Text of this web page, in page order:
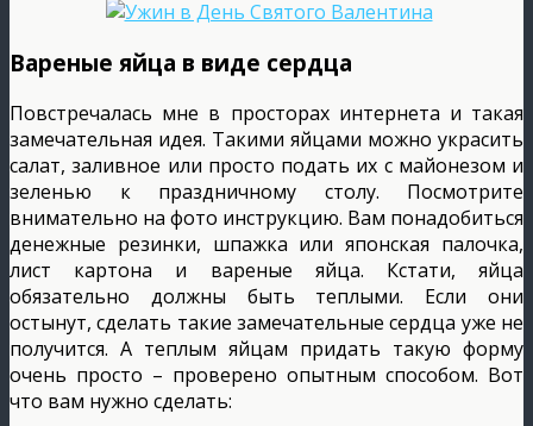
Вареные яйца в виде сердца
Повстречалась мне в просторах интернета и такая
замечательная идея. Такими яйцами можно украсить
салат, заливное или просто подать их с майонезом и
зеленью к праздничному столу. Посмотрите
внимательно на фото инструкцию. Вам понадобиться
денежные резинки, шпажка или японская палочка,
лист картона и вареные яйца. Кстати, яйца
обязательно должны быть теплыми. Если они
остынут, сделать такие замечательные сердца уже не
получится. А теплым яйцам придать такую форму
очень просто – проверено опытным способом. Вот
что вам нужно сделать: